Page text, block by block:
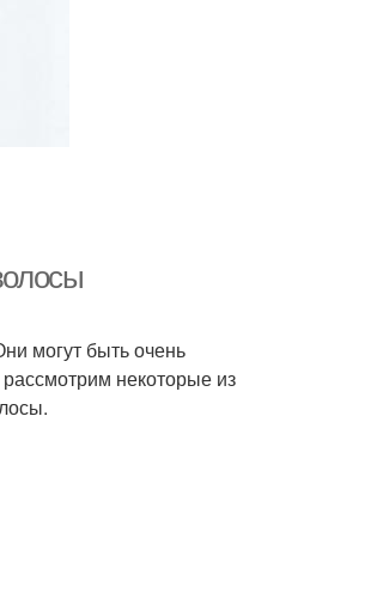
могут быть очень
некоторые из